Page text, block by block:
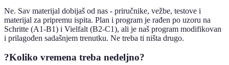
Ne. Sav materijal dobijaš od nas - priručnike, vežbe, testove i
materijal za pripremu ispita. Plan i program je rađen po uzoru na
Schritte (A1-B1) i Vielfalt (B2-C1), ali je naš program modifikovan
i prilagođen sadašnjem trenutku. Ne treba ti ništa drugo.
?Koliko vremena treba nedeljno?